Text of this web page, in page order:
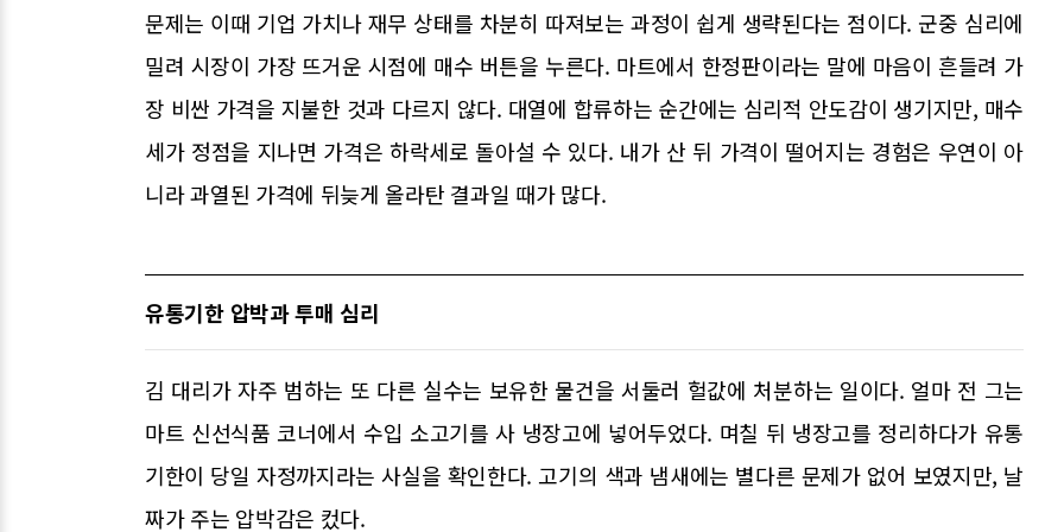
문제는 이때 기업 가치나 재무 상태를 차분히 따져보는 과정이 쉽게 생략된다는 점이다. 군중 심리에
밀려 시장이 가장 뜨거운 시점에 매수 버튼을 누른다. 마트에서 한정판이라는 말에 마음이 흔들려 가
장 비싼 가격을 지불한 것과 다르지 않다. 대열에 합류하는 순간에는 심리적 안도감이 생기지만, 매수
세가 정점을 지나면 가격은 하락세로 돌아설 수 있다. 내가 산 뒤 가격이 떨어지는 경험은 우연이 아
니라 과열된 가격에 뒤늦게 올라탄 결과일 때가 많다.
유통기한 압박과 투매 심리
김 대리가 자주 범하는 또 다른 실수는 보유한 물건을 서둘러 헐값에 처분하는 일이다. 얼마 전 그는
마트 신선식품 코너에서 수입 소고기를 사 냉장고에 넣어두었다. 며칠 뒤 냉장고를 정리하다가 유통
기한이 당일 자정까지라는 사실을 확인한다. 고기의 색과 냄새에는 별다른 문제가 없어 보였지만, 날
짜가 주는 압박감은 컸다.